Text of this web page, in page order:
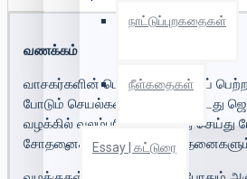
நாட்டுப்புறகதைகள்
நீள்கதைகள்
Essay | கட்டுரை
வணக்கம்
வாசகர்களின் பெரும் வரவேற்பைப்
போடும் செயல்களை மேற்கொண்டது
வழக்கில் வலம்புரியாரை கைது
சோதனைகள், அத்தனை சோதனைகளும்